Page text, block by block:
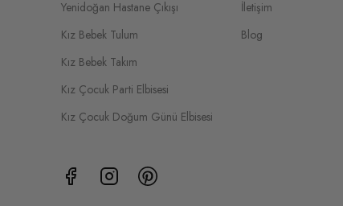
Yenidoğan Hastane Çıkışı
Kız Bebek Tulum
Kız Bebek Takım
Kız Çocuk Parti Elbisesi
Kız Çocuk Doğum Günü Elbisesi
İletişim
Blog